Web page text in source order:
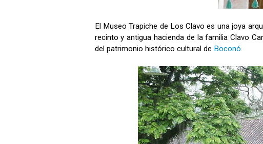
El Museo Trapiche de Los Clavo es una joya
recinto y antigua hacienda de la familia Clavo
del patrimonio histórico cultural de Boconó.